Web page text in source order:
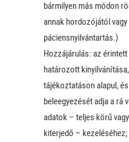
bármilyen más módon
annak hordozójától
páciensnyilvántartás.)
Hozzájárulás: az
határozott
tájékoztatáson alapul,
beleegyezését adja a rá
adatok – teljes körű
kiterjedő – kezeléséhez;